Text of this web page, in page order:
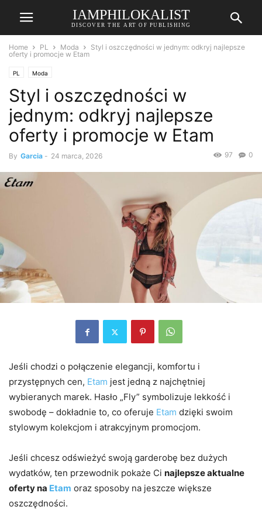
IAMPHILOKALIST
DISCOVER THE ART OF PUBLISHING
Home PL Moda
Styl i oszczędności w jednym: odkryj najlepsze
oferty i promocje w Etam
PL Moda
Styl i oszczędności w
jednym: odkryj najlepsze
oferty i promocje w Etam
By Garcia - 24 marca, 2026 0
97
Jeśli chodzi o połączenie elegancji, komfortu i
przystępnych cen, Etam jest jedną z najchętniej
wybieranych marek. Hasło „Fly” symbolizuje lekkość i
swobodę – dokładnie to, co oferuje Etam dzięki swoim
stylowym kolekcjom i atrakcyjnym promocjom.
Jeśli chcesz odświeżyć swoją garderobę bez dużych
wydatków, ten przewodnik pokaże Ci najlepsze aktualne
oferty na Etam oraz sposoby na jeszcze większe
oszczędności.